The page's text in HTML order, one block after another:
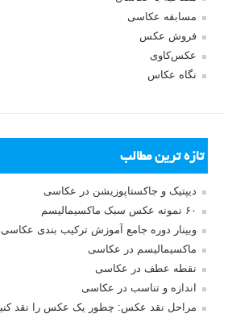
مسابقه عکاسی
فروش عکس
عکس‌کاوی
نگاه عکاس
تازه ترین مطالب
دیپتیک و جاکستا‌پوزیشن در عکاسی
۶۰ نمونه عکس سبک ماکسیمالیسم
وبینار دوره جامع آموزش ترکیب بندی
ماکسیمالیسم در عکاسی
نقطه عطف در عکاسی
اندازه و تناسب در عکاسی
مراحل نقد عکس: چطور یک عکس را نقد